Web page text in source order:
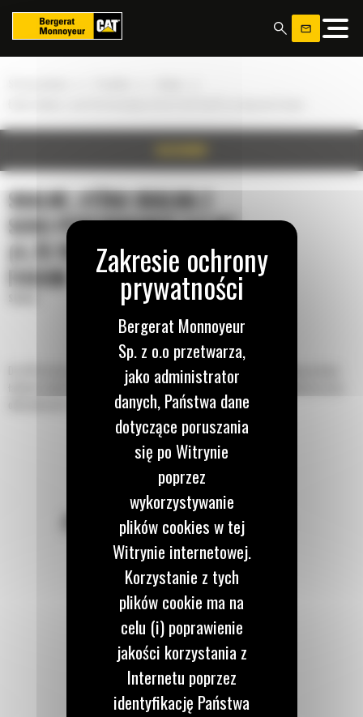
SKALNE, ŁYŻKA SKALNA Z
SERII PERFORMANCE 3,6 M³
(4,75 YD³) ZE ZŁĄCZEM
FUSION
Do 50% krótszy czas kopania oraz możliwość zachowania do 15% większej ilości
ładunku dzięki łyżce skalnej z serii Performance. Większa wydajność podczas prac
odkrywkowych i podczas usypywania.
POZOSTAŃMY W KONTAKCIE
Zadzwoń do nas
122 100 122
Napisz do nas
Panel zarządzania plikami cookies
Bergerat Monnoyeur
Sp. z o.o przetwarza,
jako administrator
danych, Państwa dane
dotyczące poruszania
się po Witrynie
poprzez
wykorzystywanie
plików cookies w tej
Witrynie internetowej.
Korzystanie z tych
plików cookie ma na
celu (i) poprawienie
jakości korzystania z
Internetu poprzez
identyfikację Państwa